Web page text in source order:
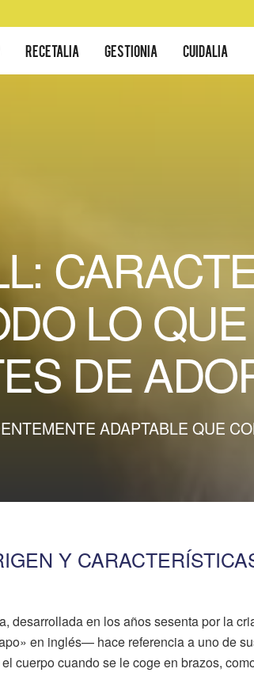
RECETALIA GESTIONIA CUIDALIA
LO
DE
ADAPTABLE QUE
Y
desarrollada en los años sesenta por la
en inglés— hace referencia a uno de
cuerpo cuando se le coge en brazos,